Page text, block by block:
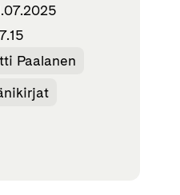
Paalanen